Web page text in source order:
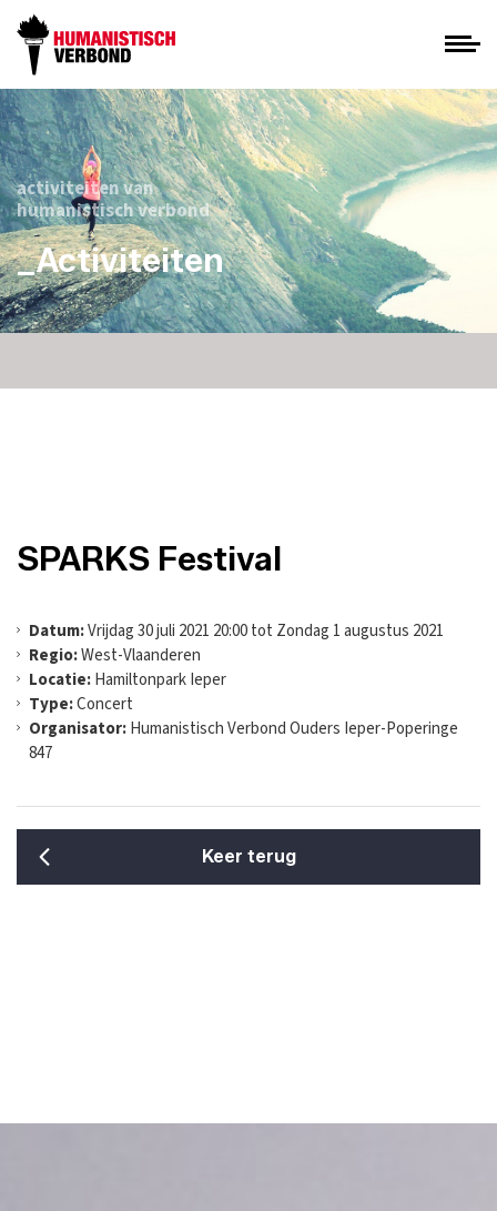
activiteiten van
humanistisch verbond
_Activiteiten
SPARKS Festival
Datum:Vrijdag 30 juli 2021 20:00 tot Zondag 1 augustus 2021
Regio:West-Vlaanderen
Locatie:Hamiltonpark Ieper
Type:Concert
Organisator:Humanistisch Verbond Ouders Ieper-Poperinge
847
Keer terug